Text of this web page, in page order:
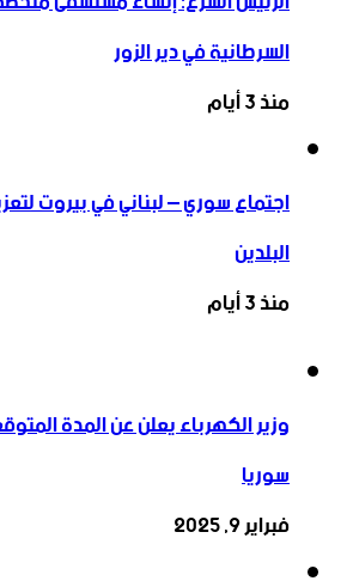
السرطانية في دير الزور
منذ 3 أيام
اجتماع سوري – لبناني في بيروت
البلدين
منذ 3 أيام
وزير الكهرباء يعلن عن المدة
سوريا
فبراير 9, 2025